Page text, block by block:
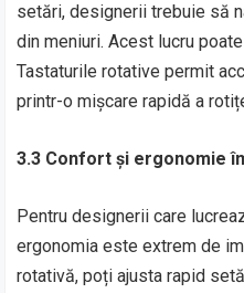
setări, designerii trebuie să
din meniuri. Acest lucru
Tastaturile rotative permit
printr-o mișcare rapidă a
3.3 Confort și ergonomie
Pentru designerii care
ergonomia este extrem de
rotativă, poți ajusta rapid